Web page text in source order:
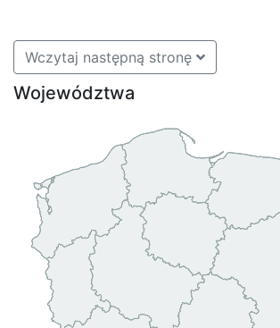
Wczytaj następną stronę
Województwa